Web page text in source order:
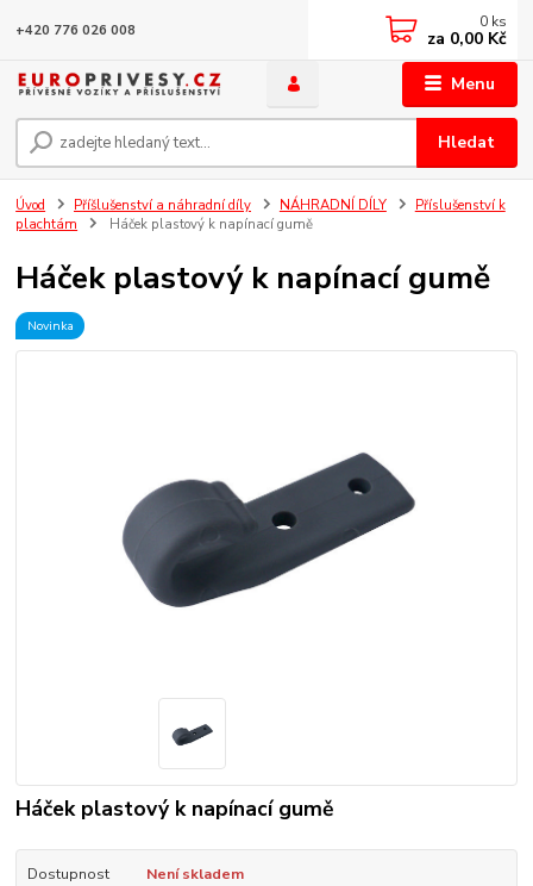
Menu
Hledat
+420 776 026 008 0 ks
za 0,00 Kč
Úvod Příšlušenství a náhradní díly NÁHRADNÍ DÍLY
Příslušenství k
plachtám
Háček plastový k napínací gumě
Háček plastový k napínací gumě
Novinka
Háček plastový k napínací gumě
Dostupnost Není skladem